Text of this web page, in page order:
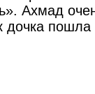
Ахмад